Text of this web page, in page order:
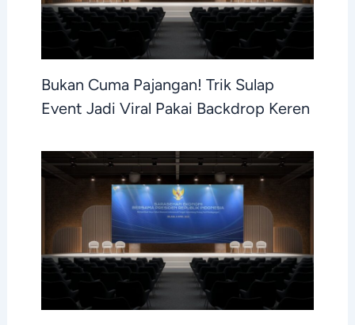
Bukan Cuma Pajangan! Trik Sulap
Event Jadi Viral Pakai Backdrop Keren